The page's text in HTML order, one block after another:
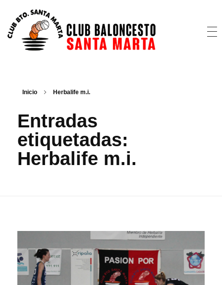
Inicio Herbalife m.i.
Entradas
etiquetadas:
Herbalife m.i.